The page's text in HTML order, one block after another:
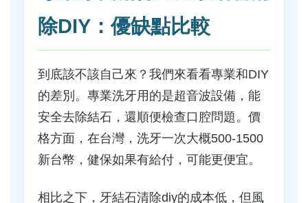
除DIY：優缺點比較
到底該不該自己來？我們來看看專業和DIY
的差別。專業洗牙用的是超音波設備，能
安全去除結石，還順便檢查口腔問題。價
格方面，在台灣，洗牙一次大概500-1500
新台幣，健保如果有給付，可能更便宜。
相比之下，牙結石清除diy的成本低，但風